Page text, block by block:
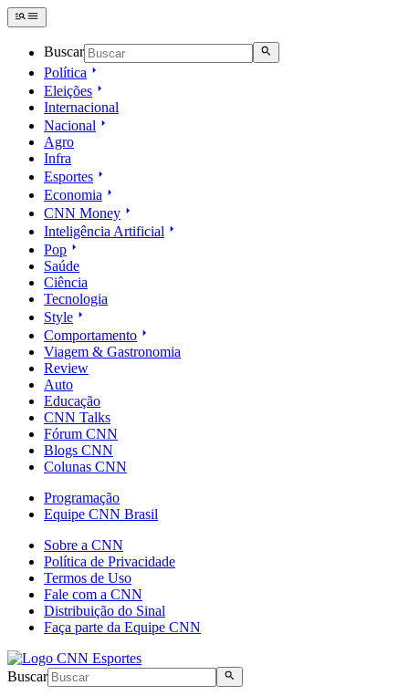
Buscar
Política
Eleições
Internacional
Nacional
Agro
Infra
Esportes
Economia
CNN Money
Inteligência Artificial
Pop
Saúde
Ciência
Tecnologia
Style
Comportamento
Viagem & Gastronomia
Review
Auto
Educação
CNN Talks
Fórum CNN
Blogs CNN
Colunas CNN
Programação
Equipe CNN Brasil
Sobre a CNN
Política de Privacidade
Termos de Uso
Fale com a CNN
Distribuição do Sinal
Faça parte da Equipe CNN
Buscar